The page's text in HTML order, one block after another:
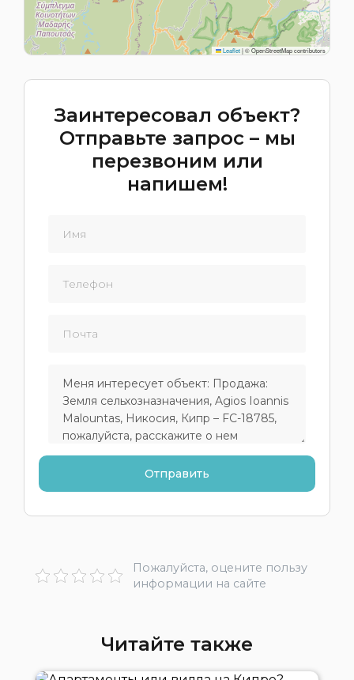
Leaflet|© OpenStreetMap contributors
Заинтересовал объект?
Отправьте запрос – мы
перезвоним или
напишем!
Пожалуйста, оцените пользу
информации на сайте
Читайте также